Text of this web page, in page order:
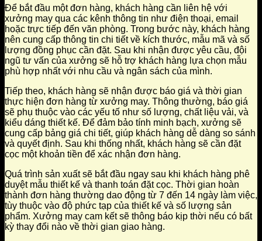
Để bắt đầu một đơn hàng, khách hàng cần liên hệ với
xưởng may qua các kênh thông tin như điện thoại, email
hoặc trực tiếp đến văn phòng. Trong bước này, khách hàng
nên cung cấp thông tin chi tiết về kích thước, mẫu mã và số
lượng đồng phục cần đặt. Sau khi nhận được yêu cầu, đội
ngũ tư vấn của xưởng sẽ hỗ trợ khách hàng lựa chọn mẫu
phù hợp nhất với nhu cầu và ngân sách của mình.
Tiếp theo, khách hàng sẽ nhận được báo giá và thời gian
thực hiện đơn hàng từ xưởng may. Thông thường, báo giá
sẽ phụ thuộc vào các yếu tố như số lượng, chất liệu vải, và
kiểu dáng thiết kế. Để đảm bảo tính minh bạch, xưởng sẽ
cung cấp bảng giá chi tiết, giúp khách hàng dễ dàng so sánh
và quyết định. Sau khi thống nhất, khách hàng sẽ cần đặt
cọc một khoản tiền để xác nhận đơn hàng.
Quá trình sản xuất sẽ bắt đầu ngay sau khi khách hàng phê
duyệt mẫu thiết kế và thanh toán đặt cọc. Thời gian hoàn
thành đơn hàng thường dao động từ 7 đến 14 ngày làm việc,
tùy thuộc vào độ phức tạp của thiết kế và số lượng sản
phẩm. Xưởng may cam kết sẽ thông báo kịp thời nếu có bất
kỳ thay đổi nào về thời gian giao hàng.